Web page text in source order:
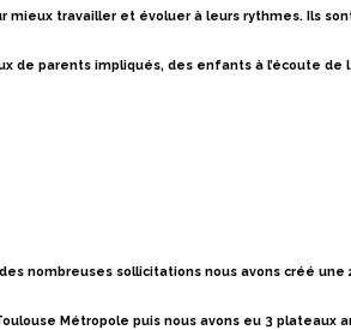
travailler et évoluer à leurs rythmes. Ils
de parents impliqués, des enfants à l’écoute
nombreuses sollicitations nous avons créé
Métropole puis nous avons eu 3 plateaux